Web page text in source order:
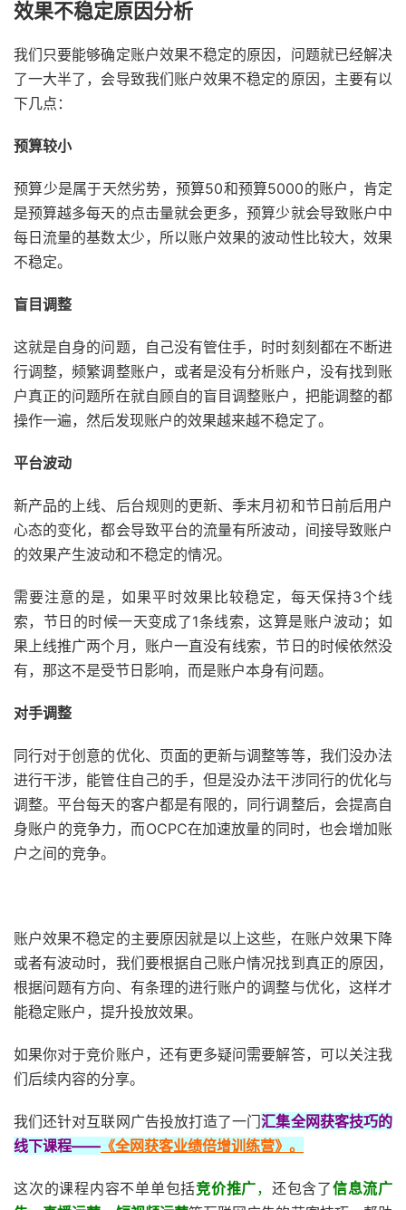
效果不稳定原因分析
我们只要能够确定账户效果不稳定的原因，问题就已经解决
了一大半了，会导致我们账户效果不稳定的原因，主要有以
下几点：
预算较小
预算少是属于天然劣势，预算50和预算5000的账户，肯定
是预算越多每天的点击量就会更多，预算少就会导致账户中
每日流量的基数太少，所以账户效果的波动性比较大，效果
不稳定。
盲目调整
这就是自身的问题，自己没有管住手，时时刻刻都在不断进
行调整，频繁调整账户，或者是没有分析账户，没有找到账
户真正的问题所在就自顾自的盲目调整账户，把能调整的都
操作一遍，然后发现账户的效果越来越不稳定了。
平台波动
新产品的上线、后台规则的更新、季末月初和节日前后用户
心态的变化，都会导致平台的流量有所波动，间接导致账户
的效果产生波动和不稳定的情况。
需要注意的是，如果平时效果比较稳定，每天保持3个线
索，节日的时候一天变成了1条线索，这算是账户波动；如
果上线推广两个月，账户一直没有线索，节日的时候依然没
有，那这不是受节日影响，而是账户本身有问题。
对手调整
同行对于创意的优化、页面的更新与调整等等，我们没办法
进行干涉，能管住自己的手，但是没办法干涉同行的优化与
调整。平台每天的客户都是有限的，同行调整后，会提高自
身账户的竞争力，而OCPC在加速放量的同时，也会增加账
户之间的竞争。
账户效果不稳定的主要原因就是以上这些，在账户效果下降
或者有波动时，我们要根据自己账户情况找到真正的原因，
根据问题有方向、有条理的进行账户的调整与优化，这样才
能稳定账户，提升投放效果。
如果你对于竞价账户，还有更多疑问需要解答，可以关注我
们后续内容的分享。
我们还针对互联网广告投放打造了一门汇集全网获客技巧的
线下课程—— 《全网获客业绩倍增训练营》。
这次的课程内容不单单包括竞价推广， 还包含了信息流广